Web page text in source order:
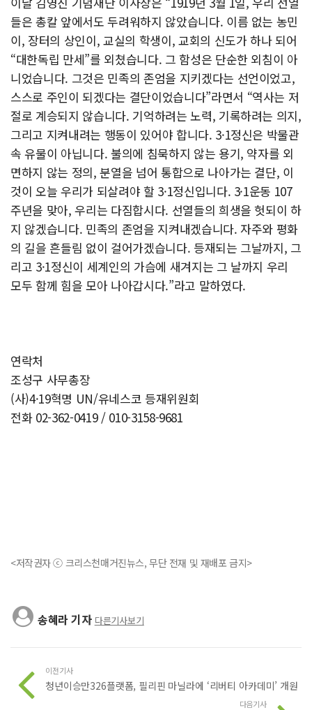
들은 총칼 앞에서도 두려워하지 않았습니다. 이름 없는 농민
이, 장터의 상인이, 교실의 학생이, 교회의 신도가 하나 되어
“대한독립 만세”를 외쳤습니다. 그 함성은 단순한 외침이 아
니었습니다. 그것은 민족의 존엄을 지키겠다는 선언이었고,
스스로 주인이 되겠다는 결단이었습니다”라면서 “역사는 저
절로 계승되지 않습니다. 기억하려는 노력, 기록하려는 의지,
그리고 지켜내려는 행동이 있어야 합니다. 3·1정신은 박물관
속 유물이 아닙니다. 불의에 침묵하지 않는 용기, 약자를 외
면하지 않는 정의, 분열을 넘어 통합으로 나아가는 결단, 이
것이 오늘 우리가 되살려야 할 3·1정신입니다. 3·1운동 107
주년을 맞아, 우리는 다짐합시다. 선열들의 희생을 헛되이 하
지 않겠습니다. 민족의 존엄을 지켜내겠습니다. 자주와 평화
의 길을 흔들림 없이 걸어가겠습니다. 등재되는 그날까지, 그
리고 3·1정신이 세계인의 가슴에 새겨지는 그 날까지 우리
모두 함께 힘을 모아 나아갑시다.”라고 말하였다.
연락처
조성구 사무총장
(사)4·19혁명 UN/유네스코 등재위원회
전화 02-362-0419 / 010-3158-9681
<저작권자 ⓒ 크리스천매거진뉴스, 무단 전재 및 재배포 금지>
송혜라 기자 다른기사보기
이전기사
청년이승만326플랫폼, 필리핀 마닐라에 ‘리버티 아카데미’ 개원
다음기사